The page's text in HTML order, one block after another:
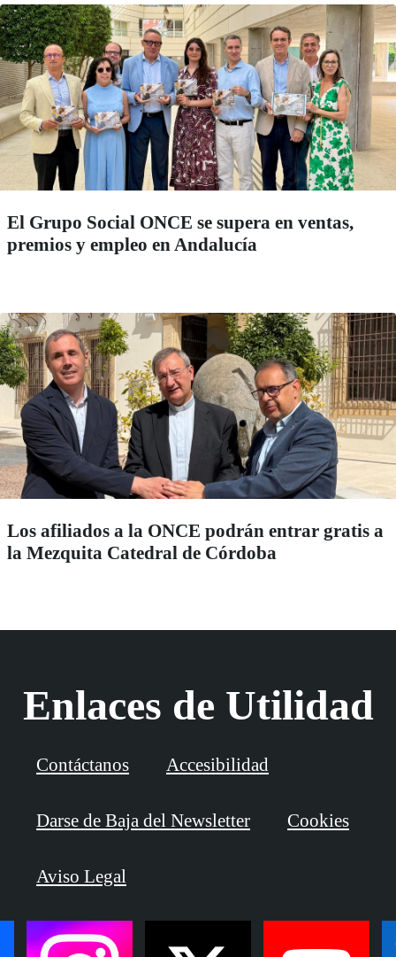
El Grupo Social ONCE se supera en ventas,
premios y empleo en Andalucía
Los afiliados a la ONCE podrán entrar gratis a
la Mezquita Catedral de Córdoba
Enlaces de Utilidad
Contáctanos Accesibilidad
Darse de Baja del Newsletter Cookies
Aviso Legal